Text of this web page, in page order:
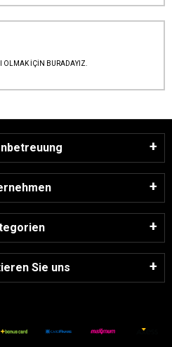
OLMAK İÇİN BURADAYIZ.
Sie uns